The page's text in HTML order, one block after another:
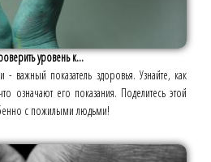
уровень к...
важный показатель здоровья. Узнайте, как
означают его показания. Поделитесь этой
с пожилыми людьми!